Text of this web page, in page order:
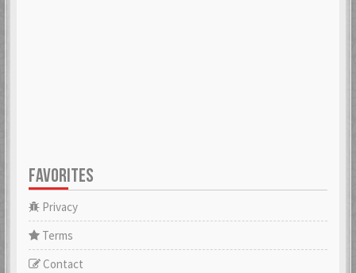
FAVORITES
Privacy
Terms
Contact